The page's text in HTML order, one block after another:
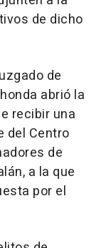
de dicho
de
abrió la
recibir una
del Centro
de
a la que
por el